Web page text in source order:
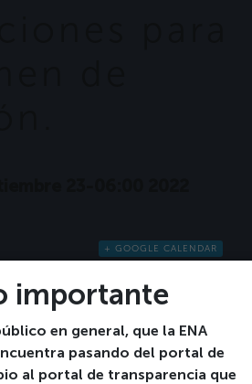
importante
en general, que la ENA
pasando del portal de
al portal de transparencia que
+ GOOGLE CALENDAR
+ EXPORTACIÓN DE ICAL
23-06:00 2022